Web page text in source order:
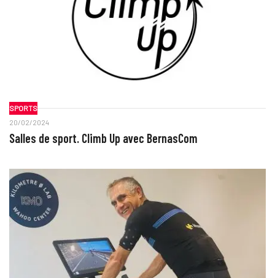
SPORTS
20/02/2024
Salles de sport. Climb Up avec BernasCom